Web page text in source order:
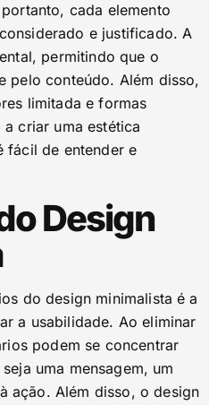
cada elemento
e justificado. A
permitindo que o
pelo conteúdo. Além disso,
limitada e formas
criar uma estética
fácil de entender e
Design
do design minimalista é a
a usabilidade. Ao eliminar
podem se concentrar
uma mensagem, um
ação. Além disso, o design